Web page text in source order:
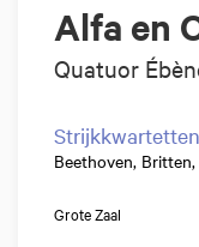
Alfa en
Quatuor
Beethoven,
Grote Zaal